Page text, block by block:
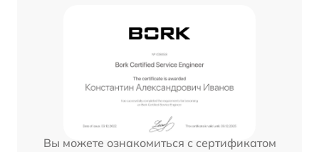
Вы можете ознакомиться с сертификатом